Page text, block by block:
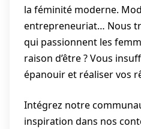
la féminité moderne.
entrepreneuriat… Nous
qui passionnent les
raison d’être ? Vous
épanouir et réaliser vos
Intégrez notre
inspiration dans nos